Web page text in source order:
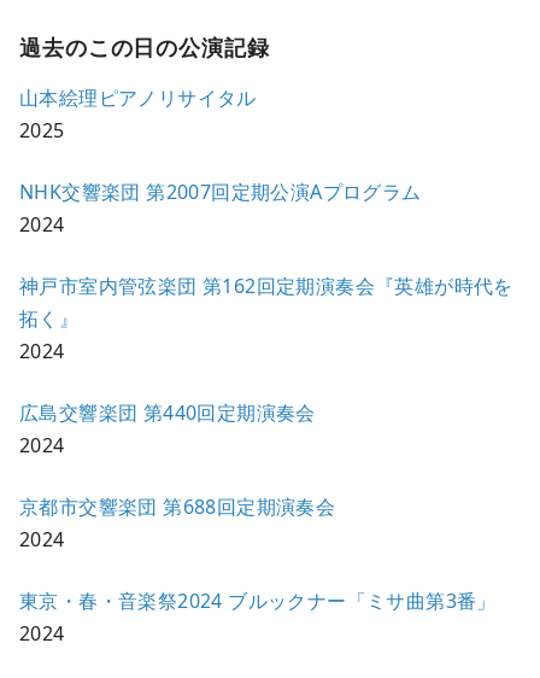
過去のこの日の公演記録
山本絵理ピアノリサイタル
2025
NHK交響楽団 第2007回定期公演Aプログラム
2024
神戸市室内管弦楽団 第162回定期演奏会『英雄が時代を
拓く』
2024
広島交響楽団 第440回定期演奏会
2024
京都市交響楽団 第688回定期演奏会
2024
東京・春・音楽祭2024 ブルックナー「ミサ曲第3番」
2024